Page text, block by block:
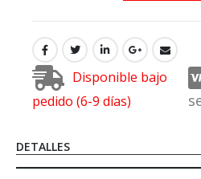
Disponible bajo
pedido (6-9 días)
DETALLES